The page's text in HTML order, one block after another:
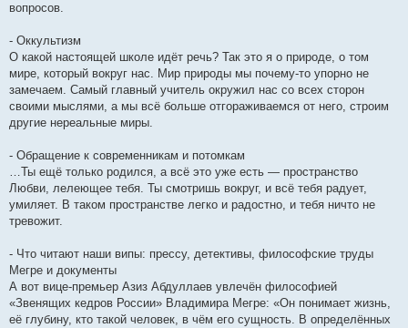
вопросов.
- Оккультизм
О какой настоящей школе идёт речь? Так это я о природе, о том
мире, который вокруг нас. Мир природы мы почему-то упорно не
замечаем. Самый главный учитель окружил нас со всех сторон
своими мыслями, а мы всё больше отгораживаемся от него, строим
другие нереальные миры.
- Обращение к современникам и потомкам
…Ты ещё только родился, а всё это уже есть — пространство
Любви, лелеющее тебя. Ты смотришь вокруг, и всё тебя радует,
умиляет. В таком пространстве легко и радостно, и тебя ничто не
тревожит.
- Что читают наши випы: прессу, детективы, философские труды
Мегре и документы
А вот вице-премьер Азиз Абдуллаев увлечён философией
«Звенящих кедров России» Владимира Мегре: «Он понимает жизнь,
её глубину, кто такой человек, в чём его сущность. В определённых